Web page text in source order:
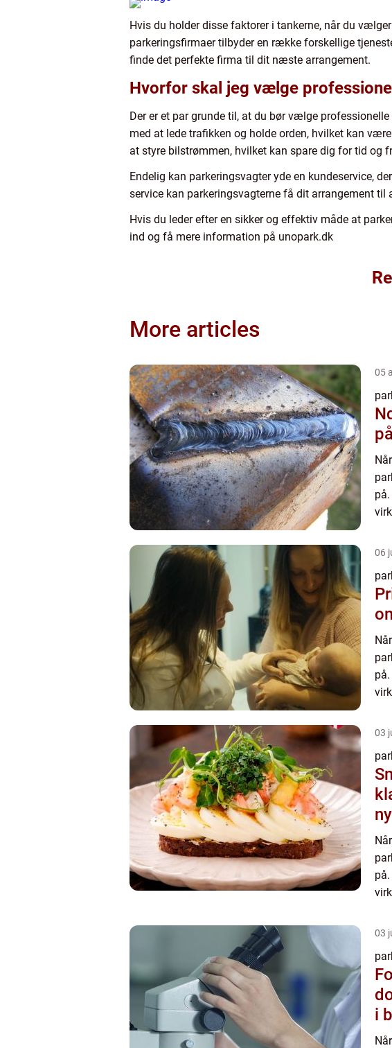
Hvis du holder disse faktorer i tankerne, når du
parkeringsfirmaer tilbyder en række forskellige
finde det perfekte firma til dit næste arrangement.
Hvorfor skal jeg vælge
Der er et par grunde til, at du bør vælge
med at lede trafikken og holde orden, hvilket kan
at styre bilstrømmen, hvilket kan spare dig for tid og
Endelig kan parkeringsvagter yde en kundeservice,
service kan parkeringsvagterne få dit arrangement til
Hvis du leder efter en sikker og effektiv måde at
ind og få mere information på unopark.dk
More articles
05
06
03
03
i